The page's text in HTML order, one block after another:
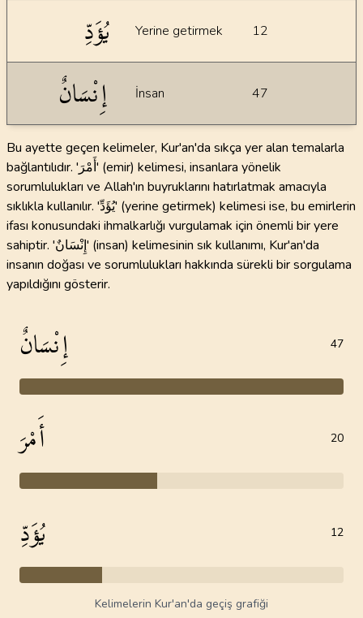
يُؤَدِّ Yerine getirmek 12
إِنْسَانٌ İnsan 47
Bu ayette geçen kelimeler, Kur'an'da sıkça yer alan temalarla
bağlantılıdır. 'أَمْرَ' (emir) kelimesi, insanlara yönelik
sorumlulukları ve Allah'ın buyruklarını hatırlatmak amacıyla
sıklıkla kullanılır. 'يُؤَدِّ' (yerine getirmek) kelimesi ise, bu emirlerin
ifası konusundaki ihmalkarlığı vurgulamak için önemli bir yere
sahiptir. 'إِنْسَانٌ' (insan) kelimesinin sık kullanımı, Kur'an'da
insanın doğası ve sorumlulukları hakkında sürekli bir sorgulama
yapıldığını gösterir.
إِنْسَانٌ 47
أَمْرَ 20
يُؤَدِّ 12
Kelimelerin Kur'an'da geçiş grafiği